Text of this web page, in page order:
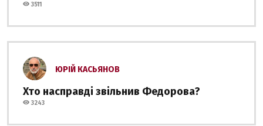
3511
ЮРІЙ КАСЬЯНОВ
Хто насправді звільнив Федорова?
3243